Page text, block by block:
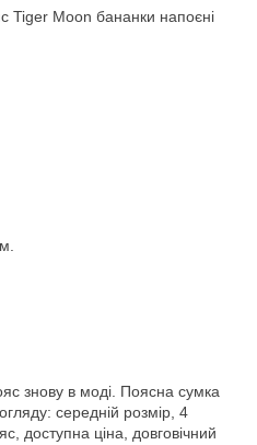
Tiger Moon бананки напоєні
знову в моді. Поясна сумка
середній розмір, 4
доступна ціна, довговічний